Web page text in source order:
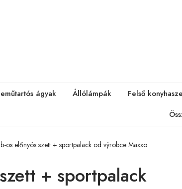
ágyak Állólámpák
Felső
os előnyös szett + sportpalack od výrobce Maxxo
+ sportpalack